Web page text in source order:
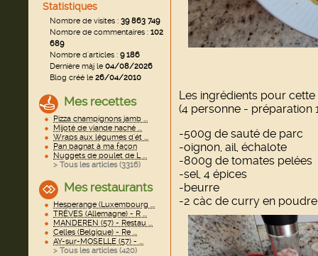
Statistiques
Nombre de visites : 39 863 749
Nombre de commentaires : 102
689
Nombre d'articles : 9 186
Dernière màj le04/08/2026
Blog créé le26/04/2010
Mes recettes
Pizza champignons jamb ...
Mijoté de viande haché ...
Wraps aux légumes d'ét ...
Pan bagnat à ma façon
Nuggets de poulet de L ...
> Tous les articles (3316)
Mes restaurants
Hesperange (Luxembourg ...
TRÈVES (Allemagne) - R ...
MANDEREN (57) - Restau ...
Celles (Belgique) - Re ...
AY-sur-MOSELLE (57) - ...
> Tous les articles (420)
Les ingrédients pour cette
(4 personne - préparation
-500g de sauté de parc
-oignon, ail, échalote
-800g de tomates pelées
-sel, 4 épices
-beurre
-2 càc de curry en poudre